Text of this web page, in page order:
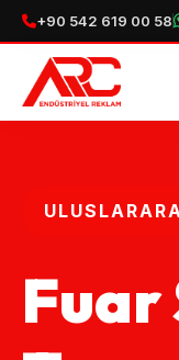
+90 542 619 00 58
Fuar